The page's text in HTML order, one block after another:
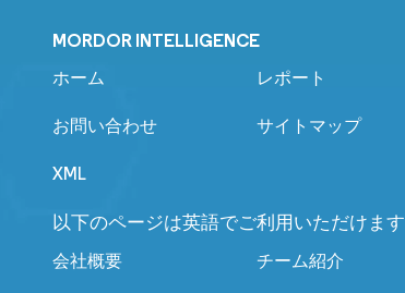
MORDOR INTELLIGENCE
ホーム レポート
お問い合わせ サイトマップ
XML
以下のページは英語でご利用いただけます
会社概要 チーム紹介